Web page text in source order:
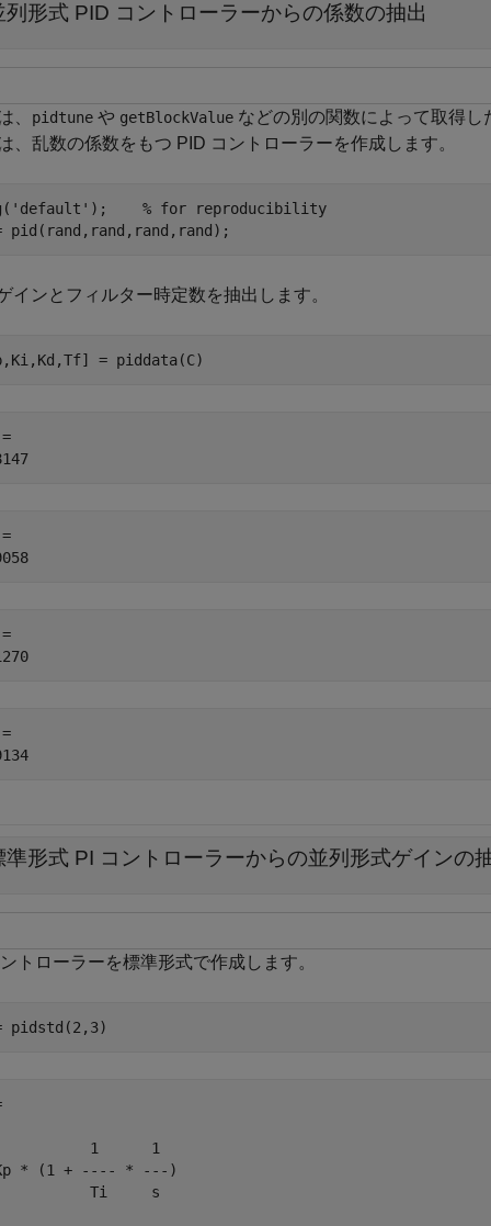
列形式 PID コントローラーからの係数の抽出
、 pidtune や getBlockValue などの別の関数によって取得
、乱数の係数をもつ PID コントローラーを作成します。
'default' ); % for reproducibility
pid(rand,rand,rand,rand);
インとフィルター時定数を抽出します。
= piddata(C)
準形式 PI コントローラーからの並列形式ゲインの
トローラーを標準形式で作成します。
pidstd(2,3)
1      1
* (1 + ---- * ---)
Ti     s